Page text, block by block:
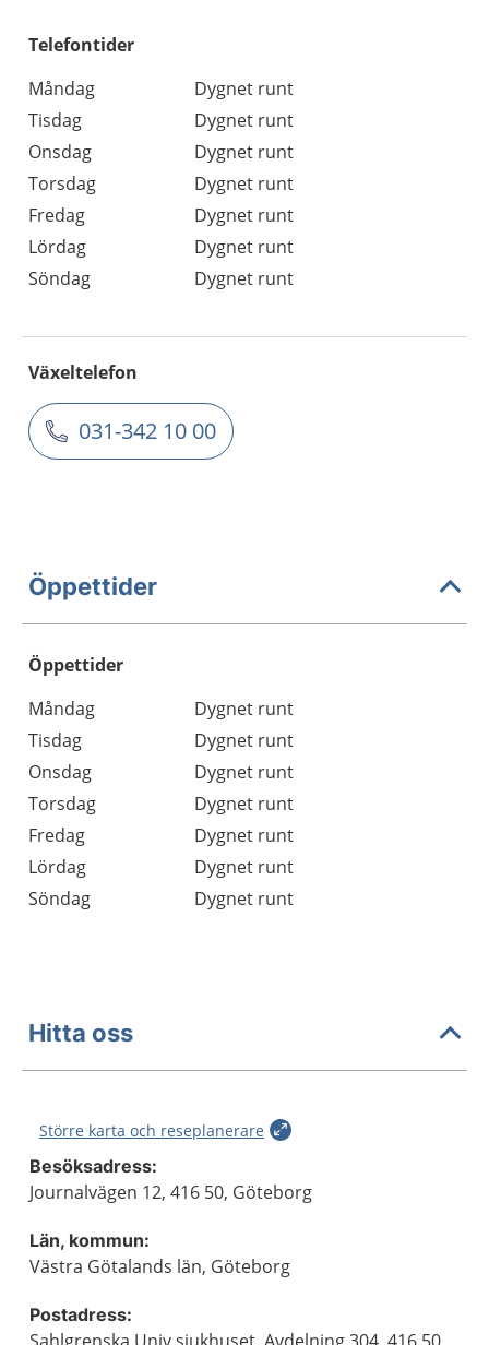
Telefontider
Måndag
Dygnet runt
Tisdag
Dygnet runt
Onsdag
Dygnet runt
Torsdag
Dygnet runt
Fredag
Dygnet runt
Lördag
Dygnet runt
Söndag
Dygnet runt
Växeltelefon
031-342 10 00
Öppettider
Öppettider
Dag
Öppettider
Kommentarer
Måndag
Dygnet runt
Tisdag
Dygnet runt
Onsdag
Dygnet runt
Torsdag
Dygnet runt
Fredag
Dygnet runt
Lördag
Dygnet runt
Söndag
Dygnet runt
Hitta oss
Större karta och reseplanerare
Besöksadress:
Journalvägen 12, 416 50, Göteborg
Län, kommun:
Västra Götalands län, Göteborg
Postadress: